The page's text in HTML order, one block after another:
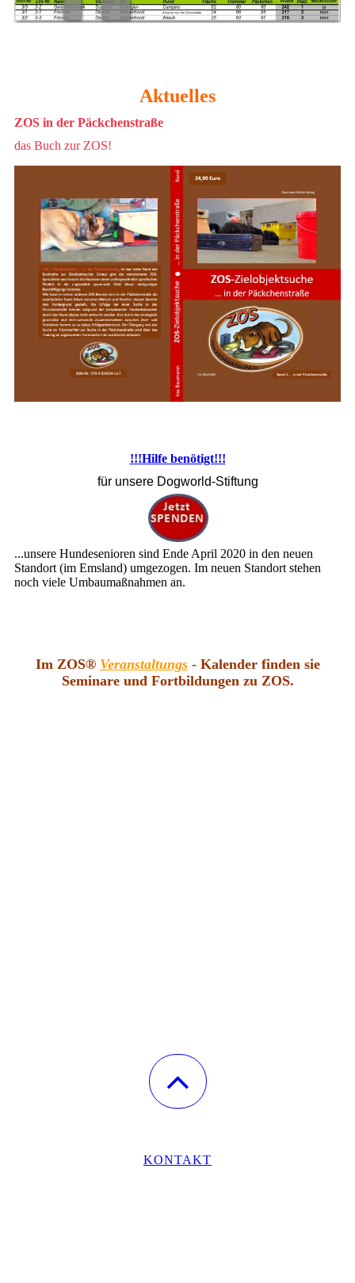
Aktuelles
ZOS in der Päckchenstraße
das Buch zur ZOS!
!!!Hilfe benötigt!!!
für unsere Dogworld-Stiftung
...unsere Hundesenioren sind Ende April 2020 in den neuen
Standort (im Emsland) umgezogen. Im neuen Standort stehen
noch viele Umbaumaßnahmen an.
Im ZOS® Veranstaltungs- Kalender finden sie
Seminare und Fortbildungen zu ZOS.
KONTAKT